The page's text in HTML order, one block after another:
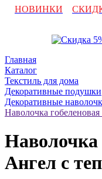
НОВИНКИ
Главная
Каталог
Текстиль для дома
Декоративные подушки
Декоративные
Наволочка
Наволочка
Ангел с